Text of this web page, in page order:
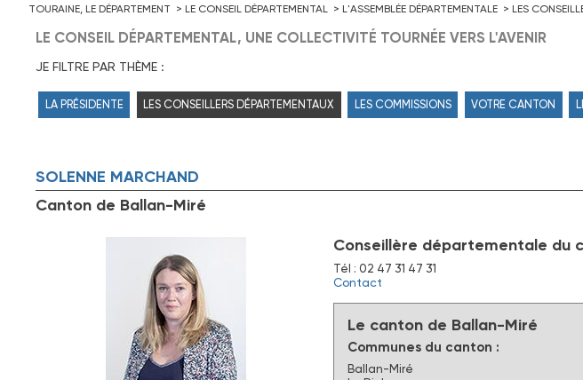
TOURAINE, LE DÉPARTEMENT LE CONSEIL DÉPARTEMENTAL L'ASSEMBLÉE DÉPARTEMENTALE LES
LE CONSEIL DÉPARTEMENTAL, UNE COLLECTIVITÉ TOURNÉE VERS L'AVENIR
JE FILTRE PAR THÈME :
LA PRÉSIDENTE LES CONSEILLERS DÉPARTEMENTAUX LES COMMISSIONS VOTRE CANTON
SOLENNE MARCHAND
Canton de Ballan-Miré
Conseillère départementale du
Tél : 02 47 31 47 31
Contact
Le canton de Ballan-Miré
Communes du canton :
Ballan-Miré